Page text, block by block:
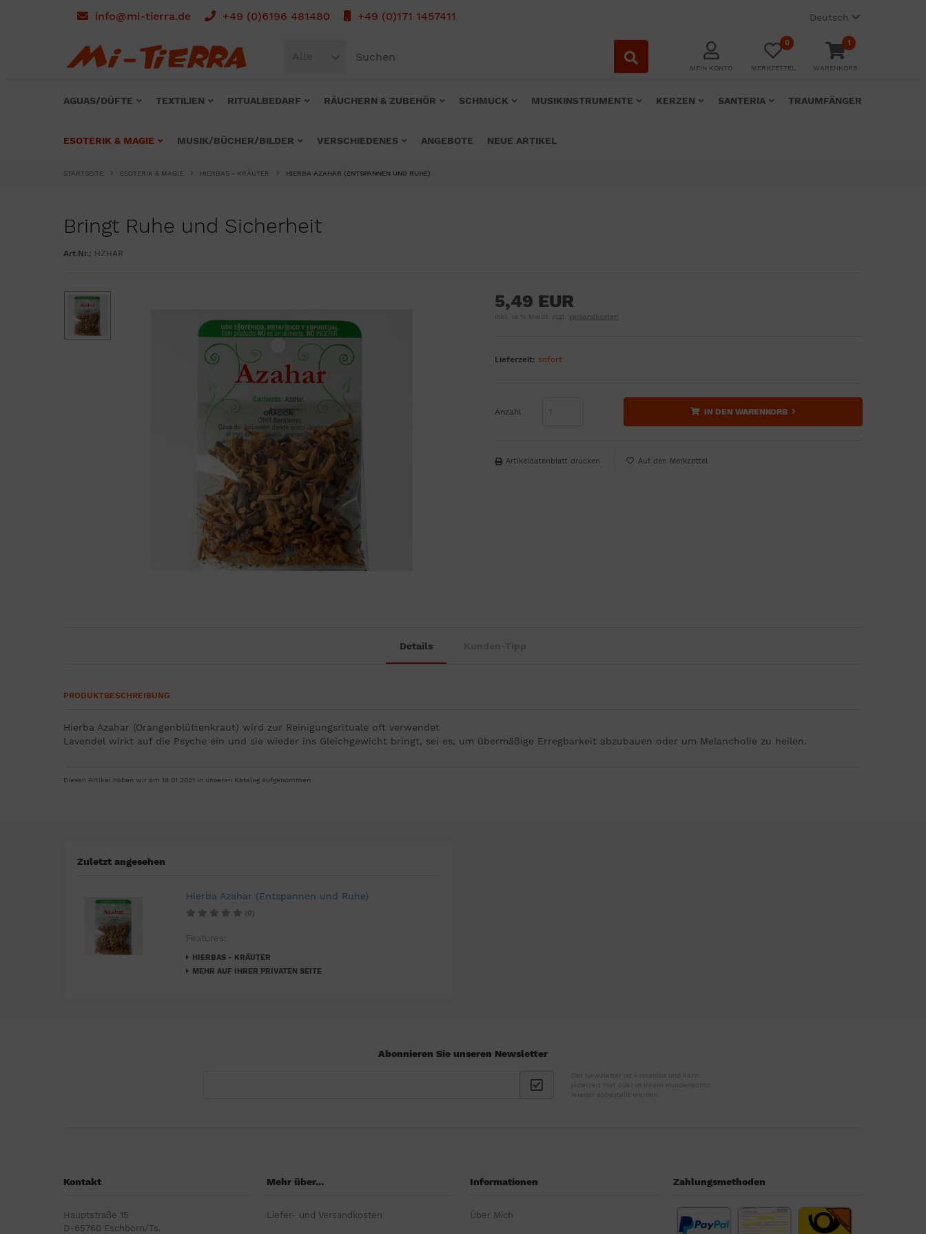
info@mi-tierra.de +49 (0)6196 481480 +49 (0)171 1457411 Deutsch
Alle
MEIN KONTO
0
MERKZETTEL
1
WARENKORB
AGUAS/DÜFTE TEXTILIEN RITUALBEDARF RÄUCHERN & ZUBEHÖR SCHMUCK MUSIKINSTRUMENTE KERZEN SANTERIA TRAUMFÄNGER
ESOTERIK & MAGIE MUSIK/BÜCHER/BILDER VERSCHIEDENES ANGEBOTE NEUE ARTIKEL
STARTSEITE ESOTERIK & MAGIE HIERBAS - KRÄUTER HIERBA AZAHAR (ENTSPANNEN UND RUHE)
Bringt Ruhe und Sicherheit
Art.Nr.: HZHAR
5,49 EUR
inkl. 19 % MwSt. zzgl. Versandkosten
Lieferzeit: sofort
Anzahl IN DEN WARENKORB
Artikeldatenblatt drucken
Details
PRODUKTBESCHREIBUNG
Hierba Azahar (Orangenblüttenkraut) wird zur Reinigungsrituale oft verwendet
Lavendel wirkt auf die Psyche ein und sie wieder ins Gleichgewicht bringt, sei es, um übermäßige Erregbarkeit abzubauen oder um Melancholie zu heilen.
Diesen Artikel haben wir am 18.01.2021 in unseren Katalog aufgenommen.
Zuletzt angesehen
Hierba Azahar (Entspannen und Ruhe)
(0)
Features:
HIERBAS - KRÄUTER
MEHR AUF IHRER PRIVATEN SEITE
Abonnieren Sie unseren Newsletter
Der Newsletter ist kostenlos und kann
jederzeit hier oder in Ihrem Kundenkonto
wieder abbestellt werden.
Kontakt
Hauptstraße 15
D-65760 Eschborn/Ts.
Mehr über...
Liefer- und Versandkosten
Informationen
Über Mich
Zahlungsmethoden